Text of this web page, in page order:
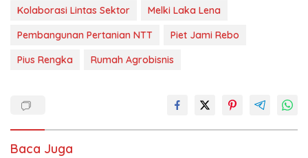
Kolaborasi Lintas Sektor
Melki Laka Lena
Pembangunan Pertanian NTT
Piet Jami Rebo
Pius Rengka
Rumah Agrobisnis
Baca Juga